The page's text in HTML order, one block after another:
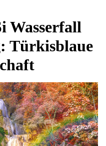
Wasserfall
Türkisblaue